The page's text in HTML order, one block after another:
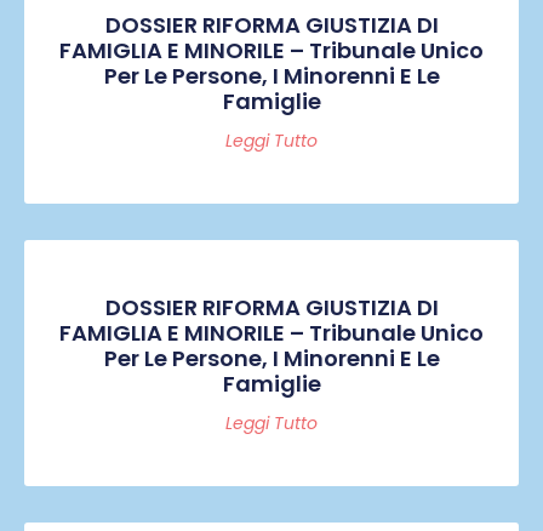
DOSSIER RIFORMA GIUSTIZIA DI
FAMIGLIA E MINORILE – Tribunale Unico
Per Le Persone, I Minorenni E Le
Famiglie
Leggi Tutto
DOSSIER RIFORMA GIUSTIZIA DI
FAMIGLIA E MINORILE – Tribunale Unico
Per Le Persone, I Minorenni E Le
Famiglie
Leggi Tutto